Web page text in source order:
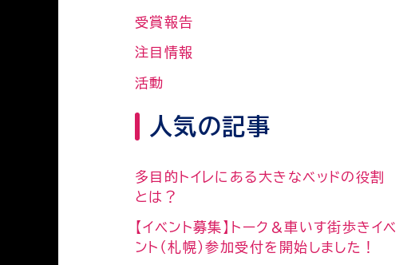
受賞報告
注目情報
活動
人気の記事
多目的トイレにある大きなベッドの役割
とは？
【イベント募集】トーク＆車いす街歩きイベ
ント（札幌）参加受付を開始しました！